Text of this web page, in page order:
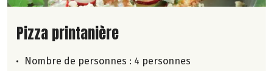
Lire la suite de la recette
Pizza printanière
Nombre de personnes : 4 personnes